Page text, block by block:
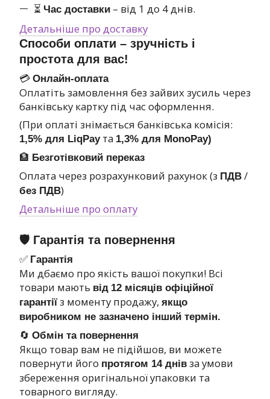
⏳ Час доставки – від 1 до 4 днів.
Детальніше про доставку
Способи оплати – зручність і
простота для вас!
💳 Онлайн-оплата
Оплатіть замовлення без зайвих зусиль через
банківську картку під час оформлення.
(При оплаті знімається банківська комісія:
1,5% для LiqPayта 1,3% для MonoPay)
🏦 Безготівковий переказ
Оплата через розрахунковий рахунок (з ПДВ /
без ПДВ)
Детальніше про оплату
🛡 Гарантія та повернення
✅ Гарантія
Ми дбаємо про якість вашої покупки! Всі
товари мають від 12 місяців офіційної
гарантії з моменту продажу, якщо
виробником не зазначено інший термін.
🔄 Обмін та повернення
Якщо товар вам не підійшов, ви можете
повернути його протягом 14 днів за умови
збереження оригінальної упаковки та
товарного вигляду.